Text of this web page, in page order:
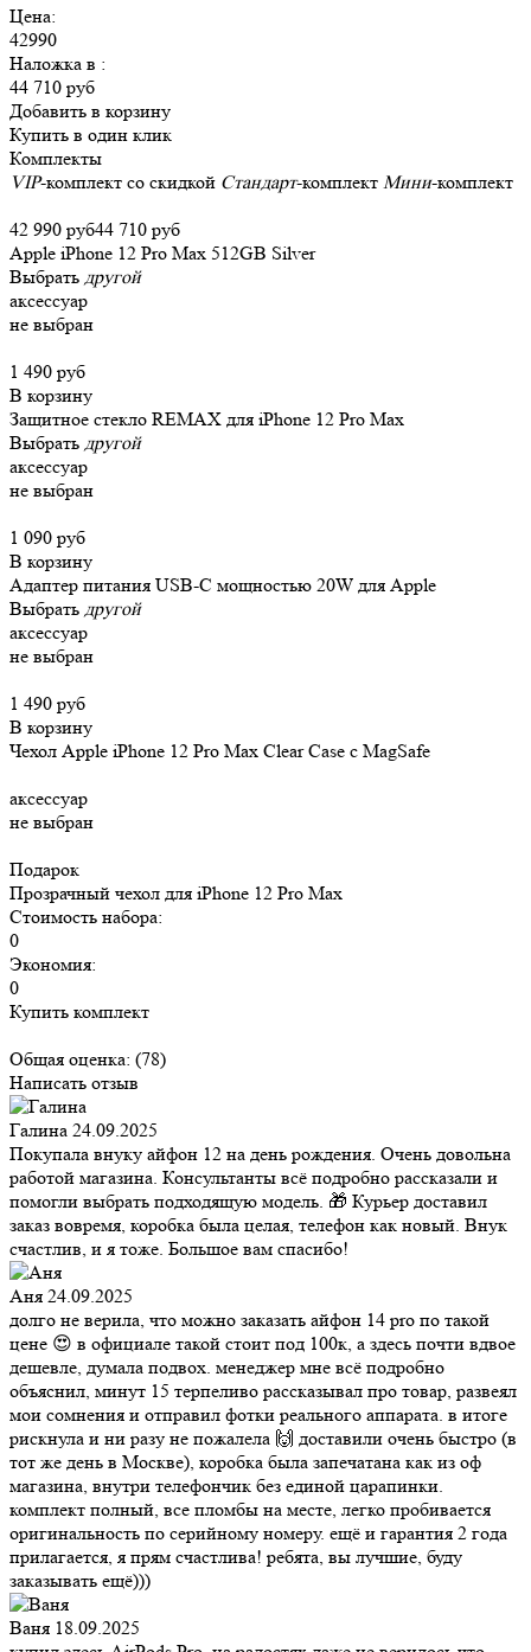
Цена:
42990
Наложка в :
44 710 руб
Добавить в корзину
Купить в один клик
Комплекты
VIP-комплект со скидкой Стандарт-комплект Мини-комплект
42 990 руб44 710 руб
Apple iPhone 12 Pro Max 512GB Silver
Выбрать другой
аксессуар
не выбран
1 490 руб
В корзину
Защитное стекло REMAX для iPhone 12 Pro Max
Выбрать другой
аксессуар
не выбран
1 090 руб
В корзину
Адаптер питания USB-C мощностью 20W для Apple
Выбрать другой
аксессуар
не выбран
1 490 руб
В корзину
Чехол Apple iPhone 12 Pro Max Clear Case c MagSafe
аксессуар
не выбран
Подарок
Прозрачный чехол для iPhone 12 Pro Max
Стоимость набора:
0
Экономия:
0
Купить комплект
Общая оценка: (78)
Написать отзыв
Галина 24.09.2025
Покупала внуку айфон 12 на день рождения. Очень довольна
работой магазина. Консультанты всё подробно рассказали и
помогли выбрать подходящую модель. 🎁 Курьер доставил
заказ вовремя, коробка была целая, телефон как новый. Внук
счастлив, и я тоже. Большое вам спасибо!
Аня 24.09.2025
долго не верила, что можно заказать айфон 14 pro по такой
цене 😍 в официале такой стоит под 100к, а здесь почти вдвое
дешевле, думала подвох. менеджер мне всё подробно
объяснил, минут 15 терпеливо рассказывал про товар, развеял
мои сомнения и отправил фотки реального аппарата. в итоге
рискнула и ни разу не пожалела 🙌 доставили очень быстро (в
тот же день в Москве), коробка была запечатана как из оф
магазина, внутри телефончик без единой царапинки.
комплект полный, все пломбы на месте, легко пробивается
оригинальность по серийному номеру. ещё и гарантия 2 года
прилагается, я прям счастлива! ребята, вы лучшие, буду
заказывать ещё)))
Ваня 18.09.2025